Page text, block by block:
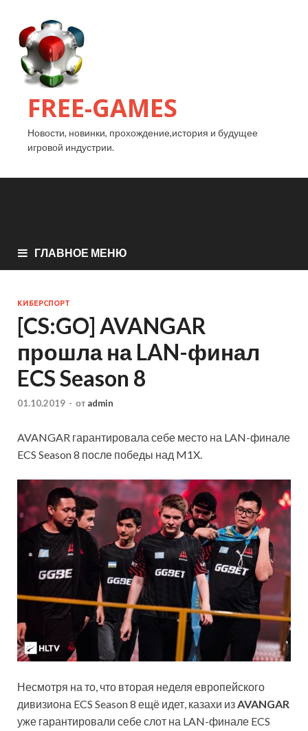
FREE-GAMES
Новости, новинки, прохождение,история и будущее
игровой индустрии.
ГЛАВНОЕ МЕНЮ
КИБЕРСПОРТ
[CS:GO] AVANGAR
прошла на LAN-финал
ECS Season 8
01.10.2019 - от admin
AVANGAR гарантировала себе место на LAN-финале
ECS Season 8 после победы над M1X.
Несмотря на то, что вторая неделя европейского
дивизиона ECS Season 8 ещё идет, казахи изAVANGAR
уже гарантировали себе слот на LAN-финале ECS